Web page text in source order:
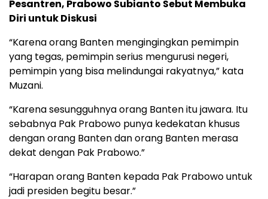
Pesantren, Prabowo Subianto Sebut Membuka
Diri untuk Diskusi
“Karena orang Banten mengingingkan pemimpin
yang tegas, pemimpin serius mengurusi negeri,
pemimpin yang bisa melindungai rakyatnya,” kata
Muzani.
“Karena sesungguhnya orang Banten itu jawara. Itu
sebabnya Pak Prabowo punya kedekatan khusus
dengan orang Banten dan orang Banten merasa
dekat dengan Pak Prabowo.”
“Harapan orang Banten kepada Pak Prabowo untuk
jadi presiden begitu besar.”